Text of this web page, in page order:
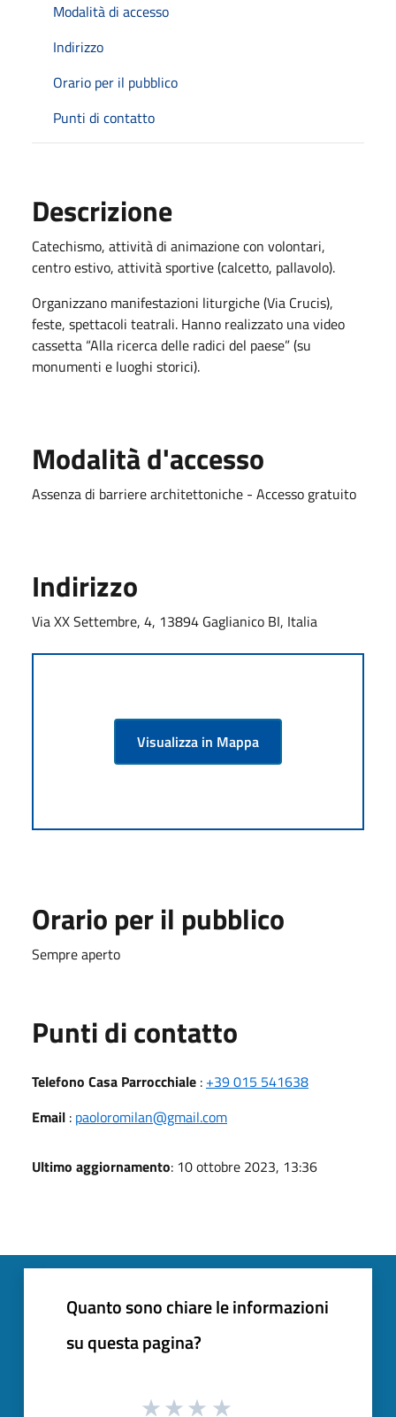
Modalità di accesso
Indirizzo
Orario per il pubblico
Punti di contatto
Descrizione
Catechismo, attività di animazione con volontari,
centro estivo, attività sportive (calcetto, pallavolo).
Organizzano manifestazioni liturgiche (Via Crucis),
feste, spettacoli teatrali. Hanno realizzato una video
cassetta “Alla ricerca delle radici del paese” (su
monumenti e luoghi storici).
Modalità d'accesso
Assenza di barriere architettoniche - Accesso gratuito
Indirizzo
Via XX Settembre, 4, 13894 Gaglianico BI, Italia
Visualizza in Mappa
Orario per il pubblico
Sempre aperto
Punti di contatto
Telefono Casa Parrocchiale : +39 015 541638
Email : paoloromilan@gmail.com
Ultimo aggiornamento: 10 ottobre 2023, 13:36
Quanto sono chiare le informazioni
su questa pagina?